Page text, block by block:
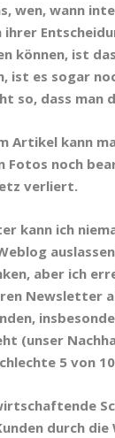
wen, wann
ihrer
können, ist
ist es sogar
so, dass man
Artikel kann
Fotos noch
verliert.
kann ich
aber ich
Newsletter
(unser
5 von
durch